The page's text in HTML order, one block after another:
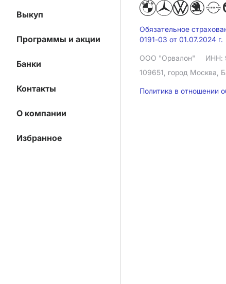
Выкуп
Программы и акции
Банки
Контакты
О компании
Избранное
Обязательное
0191-03 от 01.07.2024 г.
ООО "Орвалон" ИНН:
109651, город Москва,
Политика в отношении